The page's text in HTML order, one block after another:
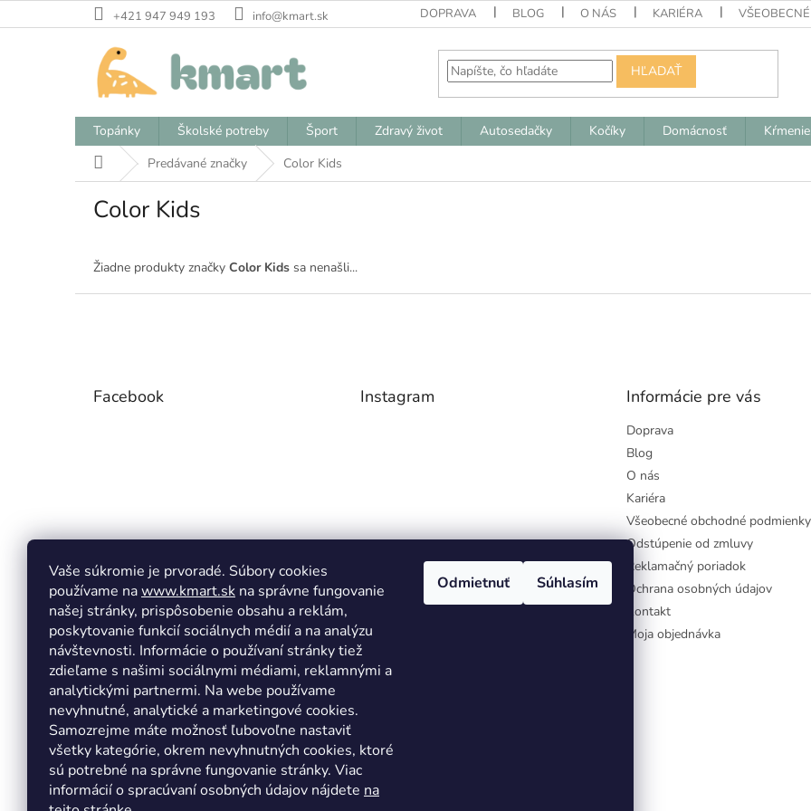
Vaše súkromie je prvoradé. Súbory cookies
používame nawww.kmart.sk na správne fungovanie
našej stránky, prispôsobenie obsahu a reklám,
poskytovanie funkcií sociálnych médií a na analýzu
návštevnosti. Informácie o používaní stránky tiež
zdieľame s našimi sociálnymi médiami, reklamnými a
analytickými partnermi. Na webe používame
nevyhnutné, analytické a marketingové cookies.
Samozrejme máte možnosť ľubovoľne nastaviť
všetky kategórie, okrem nevyhnutných cookies, ktoré
sú potrebné na správne fungovanie stránky. Viac
informácií o spracúvaní osobných údajov nájdete na
Odmietnuť Súhlasím
na
+421 947 949 193 info@kmart.sk DOPRAVA BLOG O NÁS KARIÉRA
HĽADAŤ
Topánky Školské potreby Šport Zdravý život Autosedačky Kočíky Domácnosť
DomovPredávané značky Color Kids
Color Kids
Žiadne produkty značky Color Kids sa nenašli...
Facebook Instagram Informácie pre vás
Doprava
Blog
O nás
Kariéra
Všeobecné obchodné podmienky
Odstúpenie od zmluvy
Reklamačný poriadok
Ochrana osobných údajov
Kontakt
Moja objednávka
Copyright 2026Kmart.sk. Všetky práva vyhradené.